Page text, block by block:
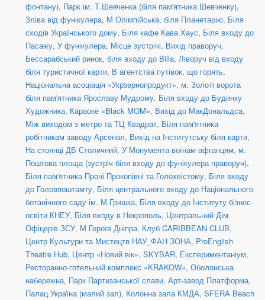
фонтану), Парк ім. Т.Шевченка (біля пам'ятника Шевченку),
Зліва від фунікулера, М Олімпійська, біля Планетарію, Біля
сходів Українського дому, Біля кафе Кава Хаус, Біля входу до
Пасажу, У фунікулера, Місце зустрічі, Вихід праворуч,
Бессарабський ринок, біля входу до Billa, Ліворуч від входу
біля туристичної карти, В агентства путівок, що горять,
Національна асоціація «Укрзернопродукт», м. Золоті ворота
біля пам'ятника Ярославу Мудрому, Біля входу до Будинку
Художника, Караоке «Black MOM», Вихід до МакДональдса,
Між виходом з метро та ТЦ Квадрат, Біля пам'ятника
робітникам заводу Арсенал, Вихід на Інститутську біля карти,
На стоянці ДБ Столичний, У Монумента воїнам-афганцям, м.
Поштова площа (зустріч біля входу до фунікулера праворуч),
Біля пам'ятника Проні Прокопівні та Голохвістому, Біля входу
до Головпоштамту, Біля центрального входу до Національного
ботанічного саду ім. М.Гришка, Біля входу до Інституту бізнес-
освіти КНЕУ, Біля входу в Некрополь, Центральний Дім
Офіцерів ЗСУ, М Героїв Дніпра, Клуб CARIBBEAN CLUB,
Центр Культури та Мистецтв НАУ_ФАН ЗОНА, ProEnglish
Theatre Hub, Центр «Новий вік», SKYBAR, Експериментаніум,
Ресторанно-готельний комплекс «KRAKOW», Оболонська
набережна, Парк Партизанської слави, Арт-завод Платформа,
Палац Україна (малий зал), Колонна зала КМДА, SFERA Beach